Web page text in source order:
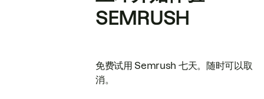
SEMRUSH
免费试用 Semrush 七天。随时可以取
消。